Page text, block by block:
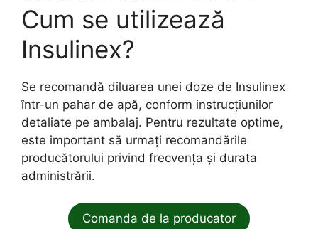
Cum se utilizează
Insulinex?
Se recomandă diluarea unei doze de Insulinex
într-un pahar de apă, conform instrucțiunilor
detaliate pe ambalaj. Pentru rezultate optime,
este important să urmați recomandările
producătorului privind frecvența și durata
administrării.
Comanda de la producator